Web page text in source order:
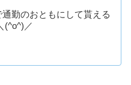
勤のおともにして貰える
(^o^)／